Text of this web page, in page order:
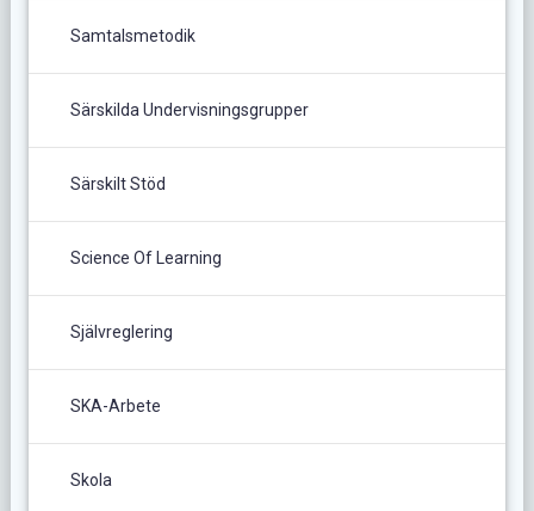
Samtalsmetodik
Särskilda Undervisningsgrupper
Särskilt Stöd
Science Of Learning
Självreglering
SKA-Arbete
Skola